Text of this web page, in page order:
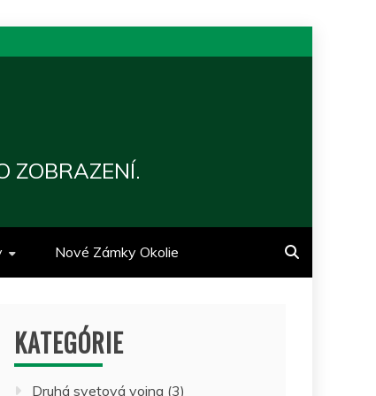
ZOBRAZENÍ.
Nové Zámky Okolie
KATEGÓRIE
Druhá svetová vojna (3)